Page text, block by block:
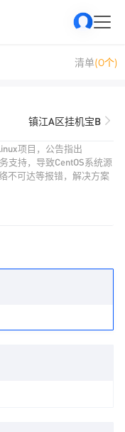
清单(0个)
镇江A区挂机宝B
项目，公告指出
支持，导致CentOS系统源
不可达等报错，解决方案